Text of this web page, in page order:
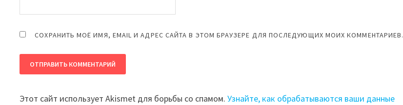
СОХРАНИТЬ МОЁ ИМЯ, EMAIL И АДРЕС САЙТА В ЭТОМ БРАУЗЕРЕ ДЛЯ ПОСЛЕДУЮЩИХ МОИХ КОММЕНТАРИЕВ.
Этот сайт использует Akismet для борьбы со спамом.Узнайте, как обрабатываются ваши данные